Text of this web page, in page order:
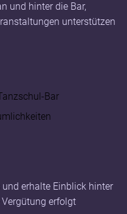
und hinter die Bar,
unterstützen
Bar
erhalte Einblick hinter
erfolgt